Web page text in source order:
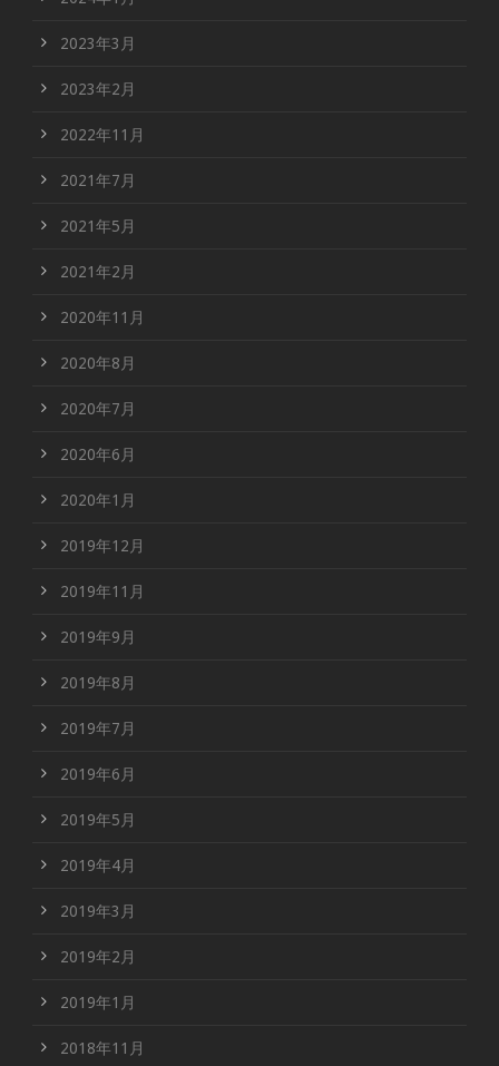
2023年3月
2023年2月
2022年11月
2021年7月
2021年5月
2021年2月
2020年11月
2020年8月
2020年7月
2020年6月
2020年1月
2019年12月
2019年11月
2019年9月
2019年8月
2019年7月
2019年6月
2019年5月
2019年4月
2019年3月
2019年2月
2019年1月
2018年11月